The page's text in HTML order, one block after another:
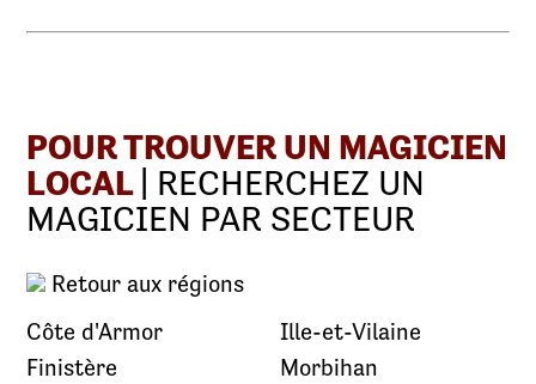
POUR TROUVER UN MAGICIEN
LOCAL | RECHERCHEZ UN
MAGICIEN PAR SECTEUR
Retour aux régions
Côte d'Armor
Finistère
Ille-et-Vilaine
Morbihan